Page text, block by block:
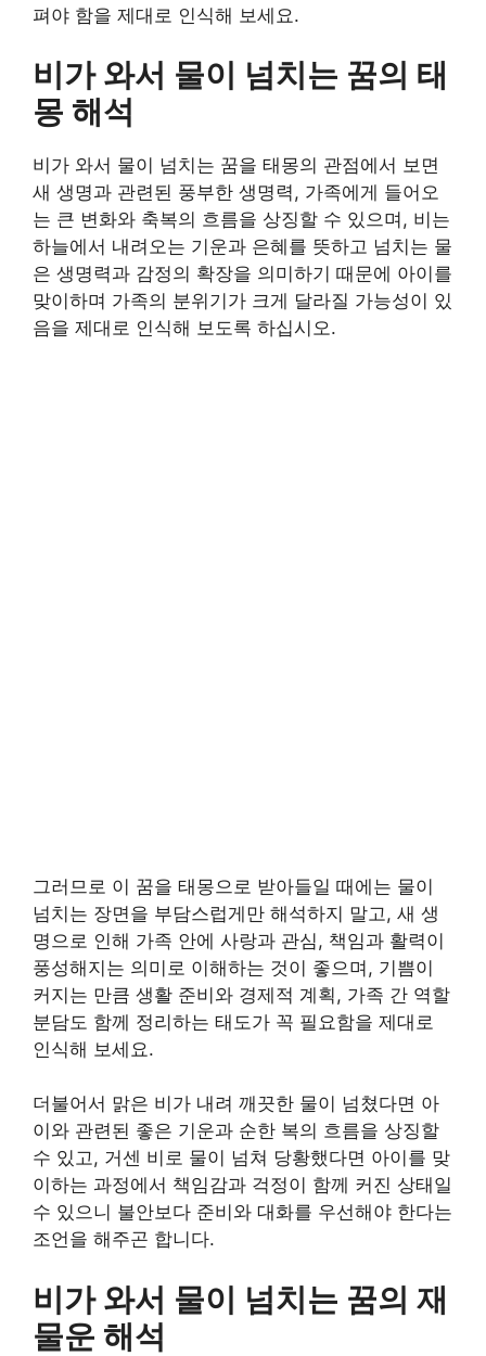
펴야 함을 제대로 인식해 보세요.
비가 와서 물이 넘치는 꿈의 태
몽 해석
비가 와서 물이 넘치는 꿈을 태몽의 관점에서 보면
새 생명과 관련된 풍부한 생명력, 가족에게 들어오
는 큰 변화와 축복의 흐름을 상징할 수 있으며, 비는
하늘에서 내려오는 기운과 은혜를 뜻하고 넘치는 물
은 생명력과 감정의 확장을 의미하기 때문에 아이를
맞이하며 가족의 분위기가 크게 달라질 가능성이 있
음을 제대로 인식해 보도록 하십시오.
그러므로 이 꿈을 태몽으로 받아들일 때에는 물이
넘치는 장면을 부담스럽게만 해석하지 말고, 새 생
명으로 인해 가족 안에 사랑과 관심, 책임과 활력이
풍성해지는 의미로 이해하는 것이 좋으며, 기쁨이
커지는 만큼 생활 준비와 경제적 계획, 가족 간 역할
분담도 함께 정리하는 태도가 꼭 필요함을 제대로
인식해 보세요.
더불어서 맑은 비가 내려 깨끗한 물이 넘쳤다면 아
이와 관련된 좋은 기운과 순한 복의 흐름을 상징할
수 있고, 거센 비로 물이 넘쳐 당황했다면 아이를 맞
이하는 과정에서 책임감과 걱정이 함께 커진 상태일
수 있으니 불안보다 준비와 대화를 우선해야 한다는
조언을 해주곤 합니다.
비가 와서 물이 넘치는 꿈의 재
물운 해석